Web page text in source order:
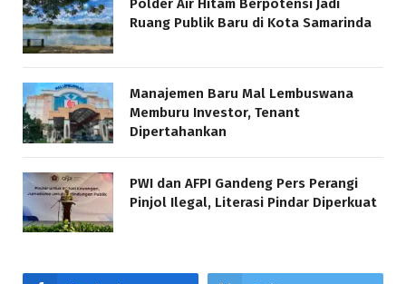
Polder Air Hitam Berpotensi Jadi
Ruang Publik Baru di Kota Samarinda
Manajemen Baru Mal Lembuswana
Memburu Investor, Tenant
Dipertahankan
PWI dan AFPI Gandeng Pers Perangi
Pinjol Ilegal, Literasi Pindar Diperkuat